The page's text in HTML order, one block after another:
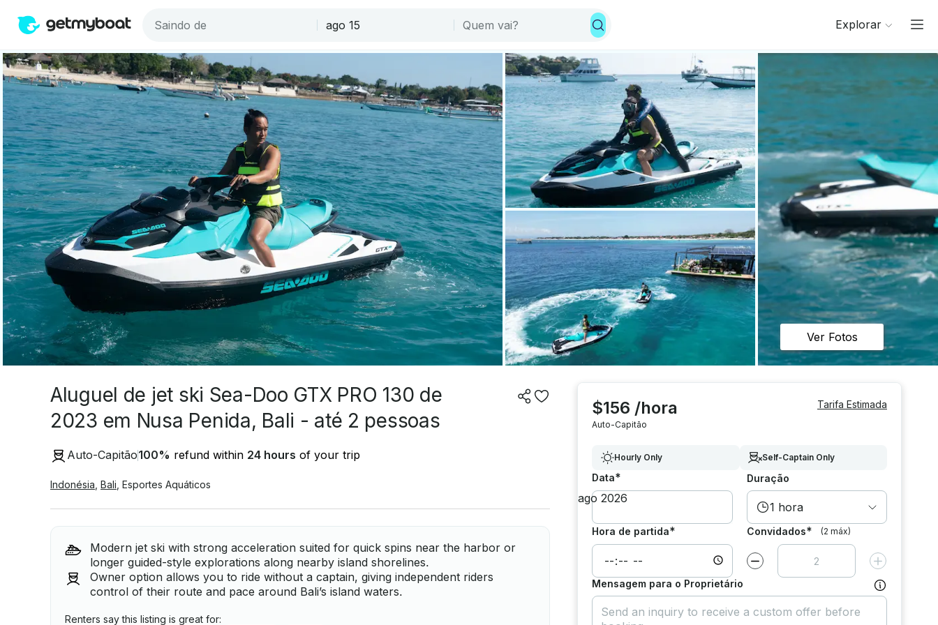
Explorar
Ver Fotos
Aluguel de jet ski Sea-Doo GTX PRO 130 de
2023 em Nusa Penida, Bali - até 2 pessoas
Auto-Capitão100% refund within 24 hours of your trip
Indonésia Bali Esportes Aquáticos
Modern jet ski with strong acceleration suited for quick spins near the harbor or
longer guided-style explorations along nearby island shorelines.
Owner option allows you to ride without a captain, giving independent riders
control of their route and pace around Bali’s island waters.
Renters say this listing is great for:
$156 /hora
Auto-Capitão
Tarifa Estimada
Hourly Only Self-Captain Only
Data* Duração
1 hora
Hora de partida* Convidados* (2 máx)
Diminuir valor por Aumentar
Mensagem para o Proprietário